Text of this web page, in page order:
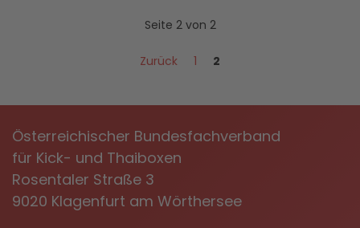
Seite 2 von 2
Zurück 1 2
Österreichischer Bundesfachverband
für Kick- und Thaiboxen
Rosentaler Straße 3
9020 Klagenfurt am Wörthersee